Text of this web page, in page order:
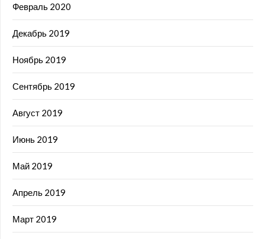
Февраль 2020
Декабрь 2019
Ноябрь 2019
Сентябрь 2019
Август 2019
Июнь 2019
Май 2019
Апрель 2019
Март 2019